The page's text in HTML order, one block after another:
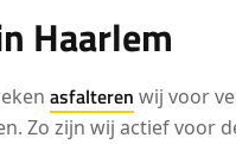
Haarlem
asfalteren wij voor
Zo zijn wij actief voor